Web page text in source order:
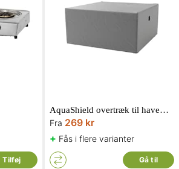
Tilføj
AquaShield overtræk til havemøbelsæt
Fra 269 kr
+ Fås i flere varianter
Gå til